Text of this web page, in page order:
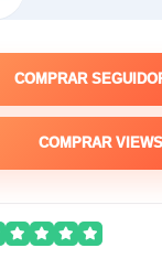
COMPRAR
COMPRAR